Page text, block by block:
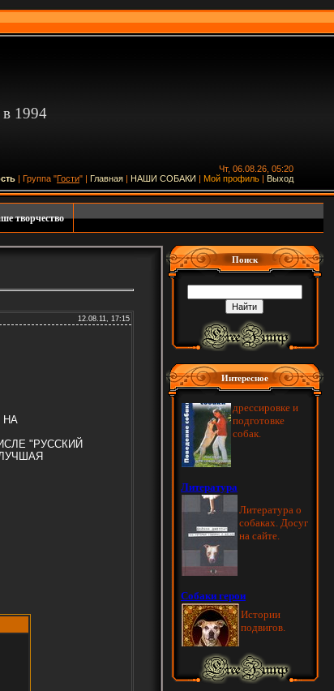
1994
Чт, 06.08.26, 05:20
| Группа "Гости" | Главная | НАШИ СОБАКИ | Мой профиль | Выход
творчество
12.08.11, 17:15
НА
"РУССКИЙ
Поиск
Интересное